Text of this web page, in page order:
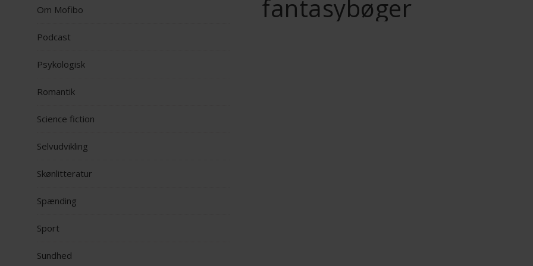
Om Mofibo
Podcast
Psykologisk
Romantik
Science fiction
Selvudvikling
Skønlitteratur
Spænding
Sport
Sundhed
fantasybøger